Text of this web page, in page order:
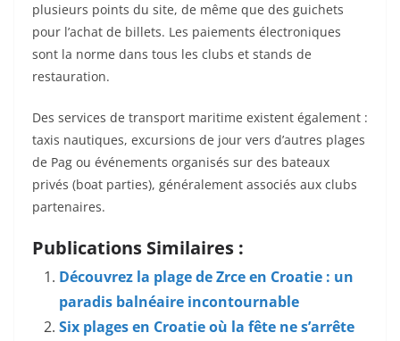
plusieurs points du site, de même que des guichets
pour l’achat de billets. Les paiements électroniques
sont la norme dans tous les clubs et stands de
restauration.
Des services de transport maritime existent également :
taxis nautiques, excursions de jour vers d’autres plages
de Pag ou événements organisés sur des bateaux
privés (boat parties), généralement associés aux clubs
partenaires.
Publications Similaires :
Découvrez la plage de Zrce en Croatie : un
paradis balnéaire incontournable
Six plages en Croatie où la fête ne s’arrête